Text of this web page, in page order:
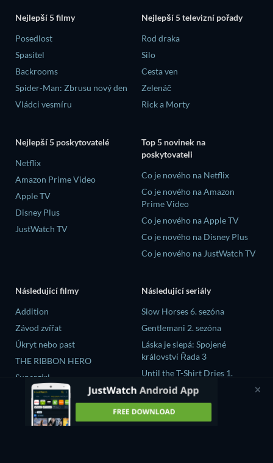
Nejlepší 5 filmy
Posedlost
Spasitel
Backrooms
Spider-Man: Zbrusu nový den
Vládci vesmíru
Nejlepší 5 televizní pořady
Rod draka
Silo
Cesta ven
Zelenáč
Rick a Morty
Nejlepší 5 poskytovatelé
Netflix
Amazon Prime Video
Apple TV
Disney Plus
JustWatch TV
Top 5 novinek na
poskytovateli
Co je nového na Netflix
Co je nového na Amazon
Prime Video
Co je nového na Apple TV
Co je nového na Disney Plus
Co je nového na JustWatch TV
Následující filmy
Addition
Závod zvířat
Úkryt nebo past
THE RIBBON HERO
Supergirl
Následující seriály
Slow Horses 6. sezóna
Gentlemani 2. sezóna
Láska je slepá: Spojené
království Řada 3
Until the T-Shirt Dries 1.
sezóna
Střepy 1. sezóna